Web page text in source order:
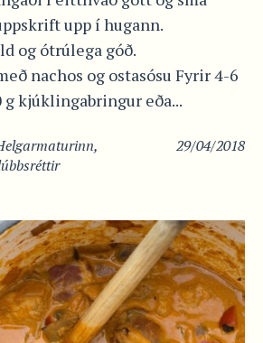
upp í hugann.
og ótrúlega góð.
nachos og ostasósu Fyrir 4-6
kjúklingabringur eða...
29/04/2018
,